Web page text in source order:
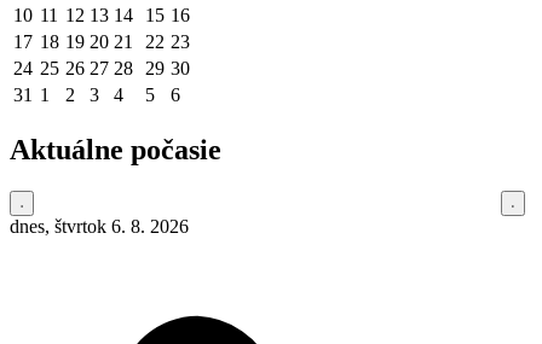
10 11 12 13 14 15 16
17 18 19 20 21 22 23
24 25 26 27 28 29 30
31 1 2 3 4 5 6
Aktuálne počasie
dnes, štvrtok 6. 8. 2026